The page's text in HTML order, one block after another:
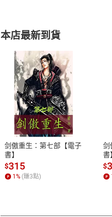
付款方式
ATM轉帳、信用卡、LINE
本店最新到貨
剑傲重生：第七部【電子
書】
$315
1 % (賺3點)
剑
書
$
1